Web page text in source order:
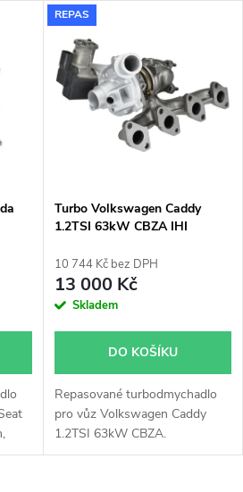
Golf,
REPAS
Turbo Volkswagen Caddy
1.2TSI 63kW CBZA IHI
10 744 Kč bez DPH
13 000 Kč
Skladem
DO KOŠÍKU
Repasované turbodmychadlo
pro vůz Volkswagen Caddy
1.2TSI 63kW CBZA.